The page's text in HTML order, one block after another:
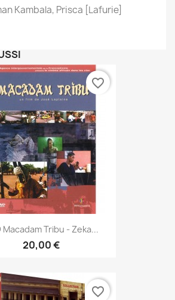
Kambala, Prisca [Lafurie]
Macadam Tribu - Zeka...
20,00 €
favorite_border
favorite_border